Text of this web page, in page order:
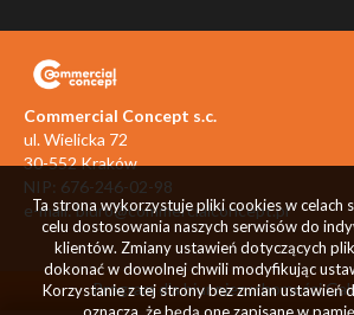
Commercial Concept s.c.
ul. Wielicka 72
30-552 Kraków
NIP: 676-246-02-98
e-mail:biuro@commercialconcept.pl
Program dla biur nieruchomości
Ta strona wykorzystuje pliki cookies w celach
celu dostosowania naszych serwisów do
klientów. Zmiany ustawień dotyczących
dokonać w dowolnej chwili modyfikując
Korzystanie z tej strony bez zmian ustawień